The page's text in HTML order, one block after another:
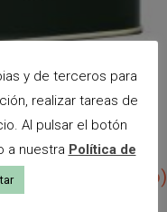
(Caja de 4
(IVA incluído)
y de terceros para
realizar tareas de
Al pulsar el botón
a nuestra Política de